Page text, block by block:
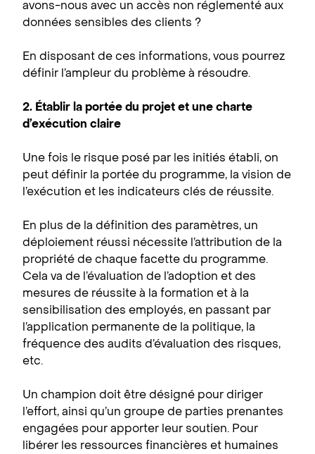
avons-nous avec un accès non réglementé aux
données sensibles des clients ?
En disposant de ces informations, vous pourrez
définir l’ampleur du problème à résoudre.
2. Établir la portée du projet et une charte
d’exécution claire
Une fois le risque posé par les initiés établi, on
peut définir la portée du programme, la vision de
l’exécution et les indicateurs clés de réussite.
En plus de la définition des paramètres, un
déploiement réussi nécessite l’attribution de la
propriété de chaque facette du programme.
Cela va de l’évaluation de l’adoption et des
mesures de réussite à la formation et à la
sensibilisation des employés, en passant par
l’application permanente de la politique, la
fréquence des audits d’évaluation des risques,
etc.
Un champion doit être désigné pour diriger
l’effort, ainsi qu’un groupe de parties prenantes
engagées pour apporter leur soutien. Pour
libérer les ressources financières et humaines